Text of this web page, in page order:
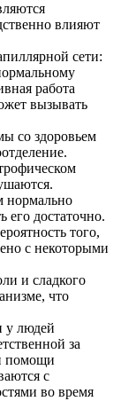
влияют
сети:
работа
вызывать
со здоровьем
нормально
его достаточно.
того,
с некоторыми
и сладкого
что
у людей
за
помощи
с
во время